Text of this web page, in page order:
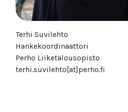
Terhi Suvilehto
Hankekoordinaattori
Perho Liiketalousopisto
terhi.suvilehto[at]perho.fi